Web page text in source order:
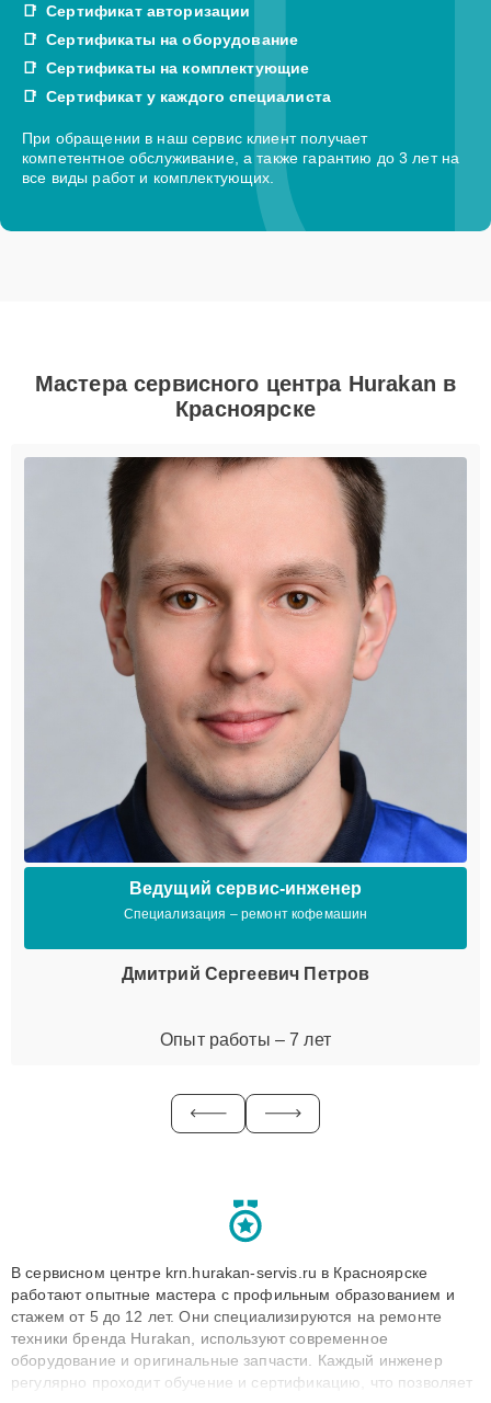
Сертификат авторизации
Сертификаты на оборудование
Сертификаты на комплектующие
Сертификат у каждого специалиста
При обращении в наш сервис клиент получает
компетентное обслуживание, а также гарантию до 3 лет на
все виды работ и комплектующих.
Мастера сервисного центра Hurakan в
Красноярске
Ведущий сервис-инженер
Специализация – ремонт кофемашин
Дмитрий Сергеевич Петров
Опыт работы – 7 лет
В сервисном центре krn.hurakan-servis.ru в Красноярске
работают опытные мастера с профильным образованием и
стажем от 5 до 12 лет. Они специализируются на ремонте
техники бренда Hurakan, используют современное
оборудование и оригинальные запчасти. Каждый инженер
регулярно проходит обучение и сертификацию, что позволяет